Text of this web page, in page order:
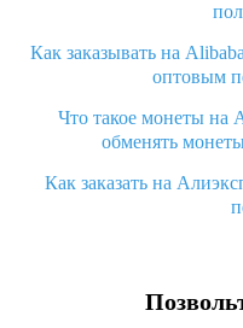
Как заказывать на
оптовым
Что такое монеты на
обменять
Как заказать на
Что значит статус
Что делать, если